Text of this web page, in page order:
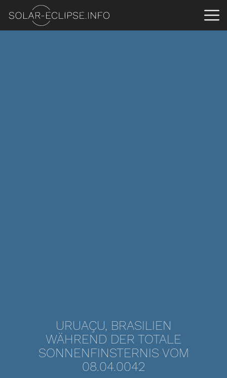
URUAÇU, BRASILIEN
WÄHREND DER TOTALE
SONNENFINSTERNIS VOM
08.04.0042